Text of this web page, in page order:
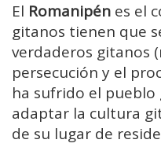
El Romanipén es el
gitanos tienen que
verdaderos gitanos
persecución y el
ha sufrido el pueblo
adaptar la cultura
de su lugar de